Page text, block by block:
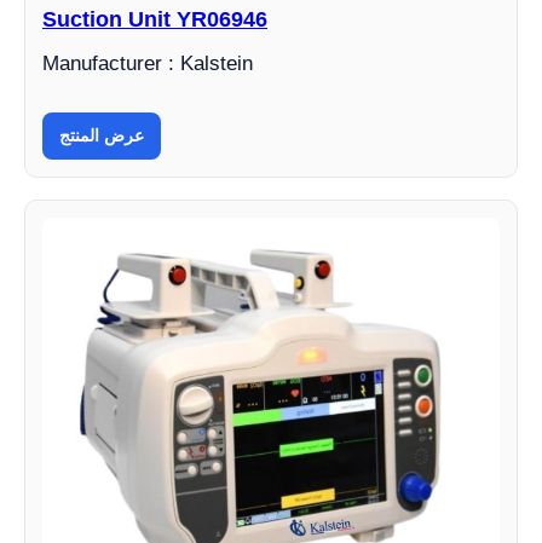
Suction Unit YR06946
Manufacturer : Kalstein
عرض المنتج